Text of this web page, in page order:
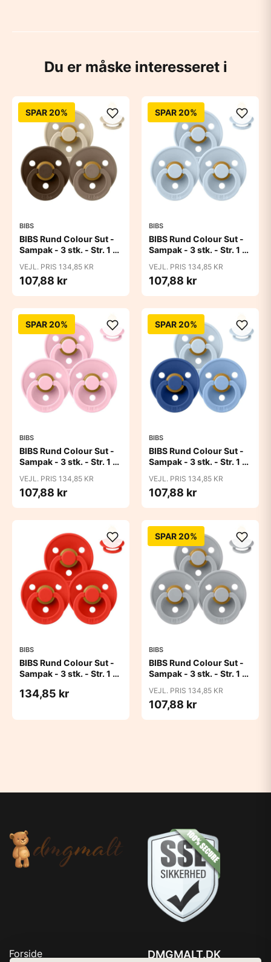
Du er måske interesseret i
SPAR 20%
BIBS
BIBS Rund Colour Sut -
Sampak - 3 stk. - Str. 1 -
VEJL. PRIS 134,85 KR
107,88 kr
SPAR 20%
BIBS
BIBS Rund Colour Sut -
Sampak - 3 stk. - Str. 1 -
VEJL. PRIS 134,85 KR
107,88 kr
SPAR 20%
BIBS
BIBS Rund Colour Sut -
Sampak - 3 stk. - Str. 1 -
VEJL. PRIS 134,85 KR
107,88 kr
SPAR 20%
BIBS
BIBS Rund Colour Sut -
Sampak - 3 stk. - Str. 1 -
VEJL. PRIS 134,85 KR
107,88 kr
BIBS
BIBS Rund Colour Sut -
Sampak - 3 stk. - Str. 1 -
134,85 kr
SPAR 20%
BIBS
BIBS Rund Colour Sut -
Sampak - 3 stk. - Str. 1 -
VEJL. PRIS 134,85 KR
107,88 kr
Forside DMGMALT.DK